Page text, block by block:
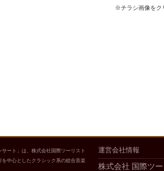
※チラシ画像をク
ート」は、株式会社国際ツーリスト
を中心としたクラシック系の総合音楽
運営会社情報
株式会社 国際ツ